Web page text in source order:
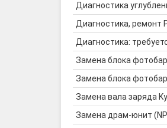
Диагностика
Диагностика, ремонт
Диагностика:
Замена блока
Замена блока
Замена вала заряда
Замена драм-юнит